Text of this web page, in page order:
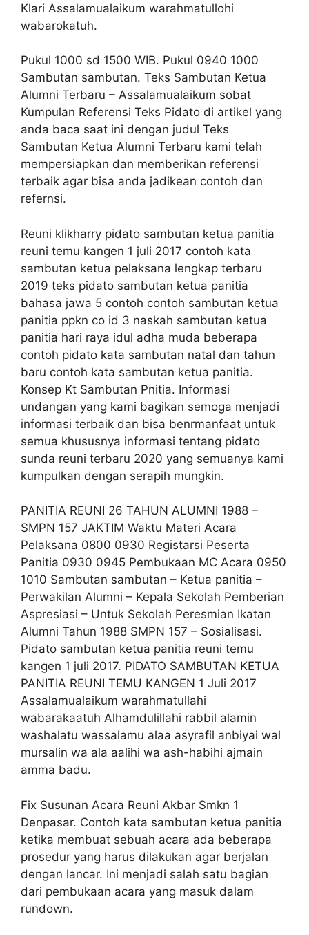
Klari Assalamualaikum warahmatullohi
wabarokatuh.
Pukul 1000 sd 1500 WIB. Pukul 0940 1000
Sambutan sambutan. Teks Sambutan Ketua
Alumni Terbaru – Assalamualaikum sobat
Kumpulan Referensi Teks Pidato di artikel yang
anda baca saat ini dengan judul Teks
Sambutan Ketua Alumni Terbaru kami telah
mempersiapkan dan memberikan referensi
terbaik agar bisa anda jadikean contoh dan
refernsi.
Reuni klikharry pidato sambutan ketua panitia
reuni temu kangen 1 juli 2017 contoh kata
sambutan ketua pelaksana lengkap terbaru
2019 teks pidato sambutan ketua panitia
bahasa jawa 5 contoh contoh sambutan ketua
panitia ppkn co id 3 naskah sambutan ketua
panitia hari raya idul adha muda beberapa
contoh pidato kata sambutan natal dan tahun
baru contoh kata sambutan ketua panitia.
Konsep Kt Sambutan Pnitia. Informasi
undangan yang kami bagikan semoga menjadi
informasi terbaik dan bisa benrmanfaat untuk
semua khususnya informasi tentang pidato
sunda reuni terbaru 2020 yang semuanya kami
kumpulkan dengan serapih mungkin.
PANITIA REUNI 26 TAHUN ALUMNI 1988 –
SMPN 157 JAKTIM Waktu Materi Acara
Pelaksana 0800 0930 Registarsi Peserta
Panitia 0930 0945 Pembukaan MC Acara 0950
1010 Sambutan sambutan – Ketua panitia –
Perwakilan Alumni – Kepala Sekolah Pemberian
Aspresiasi – Untuk Sekolah Peresmian Ikatan
Alumni Tahun 1988 SMPN 157 – Sosialisasi.
Pidato sambutan ketua panitia reuni temu
kangen 1 juli 2017. PIDATO SAMBUTAN KETUA
PANITIA REUNI TEMU KANGEN 1 Juli 2017
Assalamualaikum warahmatullahi
wabarakaatuh Alhamdulillahi rabbil alamin
washalatu wassalamu alaa asyrafil anbiyai wal
mursalin wa ala aalihi wa ash-habihi ajmain
amma badu.
Fix Susunan Acara Reuni Akbar Smkn 1
Denpasar. Contoh kata sambutan ketua panitia
ketika membuat sebuah acara ada beberapa
prosedur yang harus dilakukan agar berjalan
dengan lancar. Ini menjadi salah satu bagian
dari pembukaan acara yang masuk dalam
rundown.